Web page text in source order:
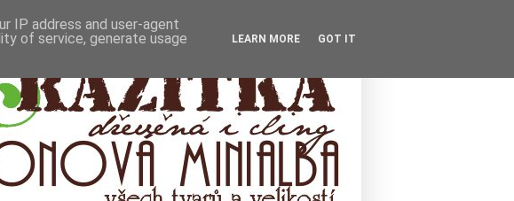
IP address and user-agent
of service, generate usage
LEARN MORE GOT IT